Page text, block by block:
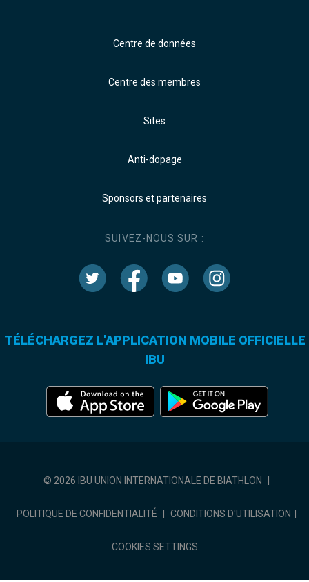
Centre de données
Centre des membres
Sites
Anti-dopage
Sponsors et partenaires
SUIVEZ-NOUS SUR :
TÉLÉCHARGEZ L'APPLICATION MOBILE OFFICIELLE
IBU
© 2026 IBU UNION INTERNATIONALE DE BIATHLON |
POLITIQUE DE CONFIDENTIALITÉ | CONDITIONS D'UTILISATION |
COOKIES SETTINGS